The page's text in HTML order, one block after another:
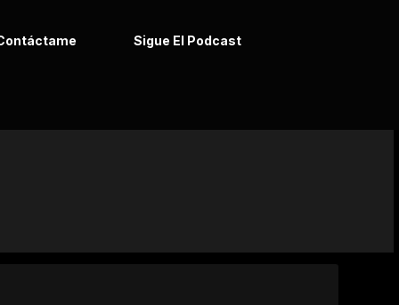
Sigue El Podcast